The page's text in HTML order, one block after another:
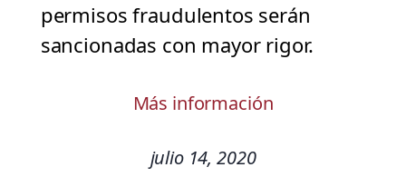
permisos fraudulentos serán
sancionadas con mayor rigor.
Más información
julio 14, 2020